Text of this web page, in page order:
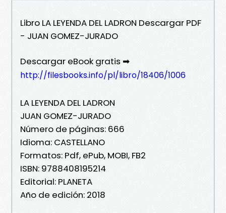
Libro LA LEYENDA DEL LADRON Descargar PDF
- JUAN GOMEZ-JURADO
Descargar eBook gratis ➡
http://filesbooks.info/pl/libro/18406/1006
LA LEYENDA DEL LADRON
JUAN GOMEZ-JURADO
Número de páginas: 666
Idioma: CASTELLANO
Formatos: Pdf, ePub, MOBI, FB2
ISBN: 9788408195214
Editorial: PLANETA
Año de edición: 2018